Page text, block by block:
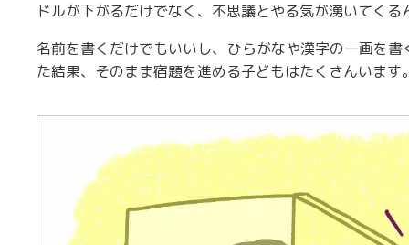
ドルが下がるだけでなく、不思議とやる気が湧いてくる
名前を書くだけでもいいし、ひらがなや漢字の一画を
た結果、そのまま宿題を進める子どもはたくさんいます